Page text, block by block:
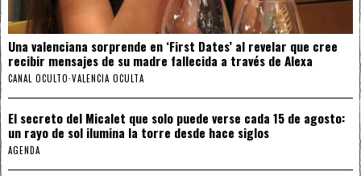
Una valenciana sorprende en ‘First Dates’ al revelar que cree
recibir mensajes de su madre fallecida a través de Alexa
CANAL OCULTO·VALENCIA OCULTA
El secreto del Micalet que solo puede verse cada 15 de agosto:
un rayo de sol ilumina la torre desde hace siglos
AGENDA